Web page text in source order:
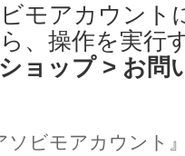
モアカウント
、操作を実行
ョップ > お問
ソビモアカウント